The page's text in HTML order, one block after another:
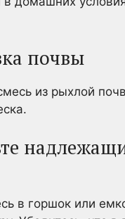
почвы
из рыхлой
в горшок или